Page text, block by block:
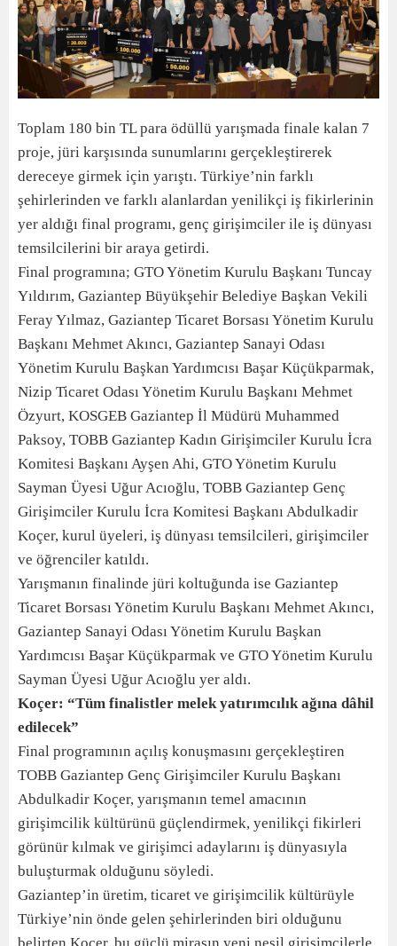
Toplam 180 bin TL para ödüllü yarışmada finale kalan 7
proje, jüri karşısında sunumlarını gerçekleştirerek
dereceye girmek için yarıştı. Türkiye’nin farklı
şehirlerinden ve farklı alanlardan yenilikçi iş fikirlerinin
yer aldığı final programı, genç girişimciler ile iş dünyası
temsilcilerini bir araya getirdi.
Final programına; GTO Yönetim Kurulu Başkanı Tuncay
Yıldırım, Gaziantep Büyükşehir Belediye Başkan Vekili
Feray Yılmaz, Gaziantep Ticaret Borsası Yönetim Kurulu
Başkanı Mehmet Akıncı, Gaziantep Sanayi Odası
Yönetim Kurulu Başkan Yardımcısı Başar Küçükparmak,
Nizip Ticaret Odası Yönetim Kurulu Başkanı Mehmet
Özyurt, KOSGEB Gaziantep İl Müdürü Muhammed
Paksoy, TOBB Gaziantep Kadın Girişimciler Kurulu İcra
Komitesi Başkanı Ayşen Ahi, GTO Yönetim Kurulu
Sayman Üyesi Uğur Acıoğlu, TOBB Gaziantep Genç
Girişimciler Kurulu İcra Komitesi Başkanı Abdulkadir
Koçer, kurul üyeleri, iş dünyası temsilcileri, girişimciler
ve öğrenciler katıldı.
Yarışmanın finalinde jüri koltuğunda ise Gaziantep
Ticaret Borsası Yönetim Kurulu Başkanı Mehmet Akıncı,
Gaziantep Sanayi Odası Yönetim Kurulu Başkan
Yardımcısı Başar Küçükparmak ve GTO Yönetim Kurulu
Sayman Üyesi Uğur Acıoğlu yer aldı.
Koçer: “Tüm finalistler melek yatırımcılık ağına dâhil
edilecek”
Final programının açılış konuşmasını gerçekleştiren
TOBB Gaziantep Genç Girişimciler Kurulu Başkanı
Abdulkadir Koçer, yarışmanın temel amacının
girişimcilik kültürünü güçlendirmek, yenilikçi fikirleri
görünür kılmak ve girişimci adaylarını iş dünyasıyla
buluşturmak olduğunu söyledi.
Gaziantep’in üretim, ticaret ve girişimcilik kültürüyle
Türkiye’nin önde gelen şehirlerinden biri olduğunu